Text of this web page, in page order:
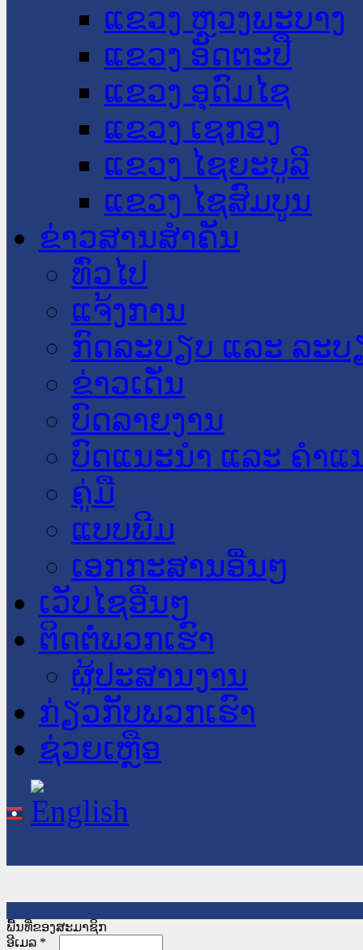
ແຂວງ ຫຼວງພະບາງ
ແຂວງ ອັດຕະປື
ແຂວງ ອຸດົມໄຊ
ແຂວງ ເຊກອງ
ແຂວງ ໄຊຍະບູລີ
ແຂວງ ໄຊສົມບູນ
ຂ່າວສານສໍາຄັນ
​ທົ່ວ​ໄປ
ແຈ້ງການ
ກົດລະບຽບ ແລະ ລະບ
ຂ່າວເດັ່ນ
ບົດລາຍງານ
ບົດແນະນໍາ ແລະ ຄໍາແ
ຄູ່ມື
ແບບພີມ
ເອກກະສານອື່ນໆ
ເວັບໄຊອື່ນໆ
ຕິດຕໍ່ພວກເຮົາ
ຜູ້ປະສານງານ
ກ່ຽວກັບພວກເຮົາ
ຊ່ວຍເຫຼືອ
ພື້ນທີ່ຂອງສະມາຊິກ
ອີເມລ *